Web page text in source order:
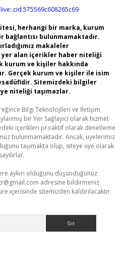
live:.cid.575569c608265c69
herhangi bir marka, kurum
bağlantısı bulunmamaktadır.
makaleler
yer alan içerikler haber niteliği
kurum ve kişiler hakkında
Gerçek kurum ve kişiler ile isim
Sitemizdeki bilgiler
niteliği taşımazlar.
Bilgi Teknolojileri ve İletişim
bir Yer Sağlayıcı olarak hizmet
içerikleri proaktif olarak denetleme
bulunmamaktadır. Ancak, üyelerimiz
taşımakta olup, siteye üye olarak
aykırı olduğunu düşündüğünüz
adresine bildirmeniz
içerisinde sitemizden kaldırılacaktır.